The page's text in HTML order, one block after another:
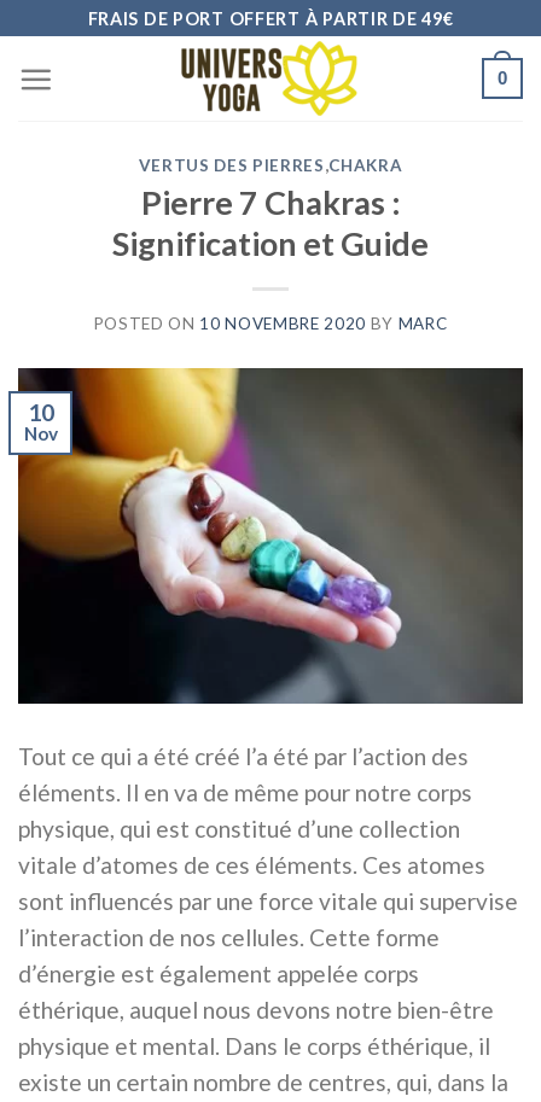
content
FRAIS DE PORT OFFERT À PARTIR DE 49€
0
VERTUS DES PIERRES,CHAKRA
Pierre 7 Chakras :
Signification et Guide
POSTED ON 10 NOVEMBRE 2020 BY MARC
10
Nov
Tout ce qui a été créé l’a été par l’action des
éléments. Il en va de même pour notre corps
physique, qui est constitué d’une collection
vitale d’atomes de ces éléments. Ces atomes
sont influencés par une force vitale qui supervise
l’interaction de nos cellules. Cette forme
d’énergie est également appelée corps
éthérique, auquel nous devons notre bien-être
physique et mental. Dans le corps éthérique, il
existe un certain nombre de centres, qui, dans la